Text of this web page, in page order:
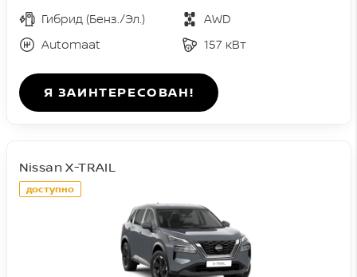
Гибрид (Бенз./Эл.)
AWD
Automaat
157 кВт
Я ЗАИНТЕРЕСОВАН!
доступно
Nissan X-TRAIL